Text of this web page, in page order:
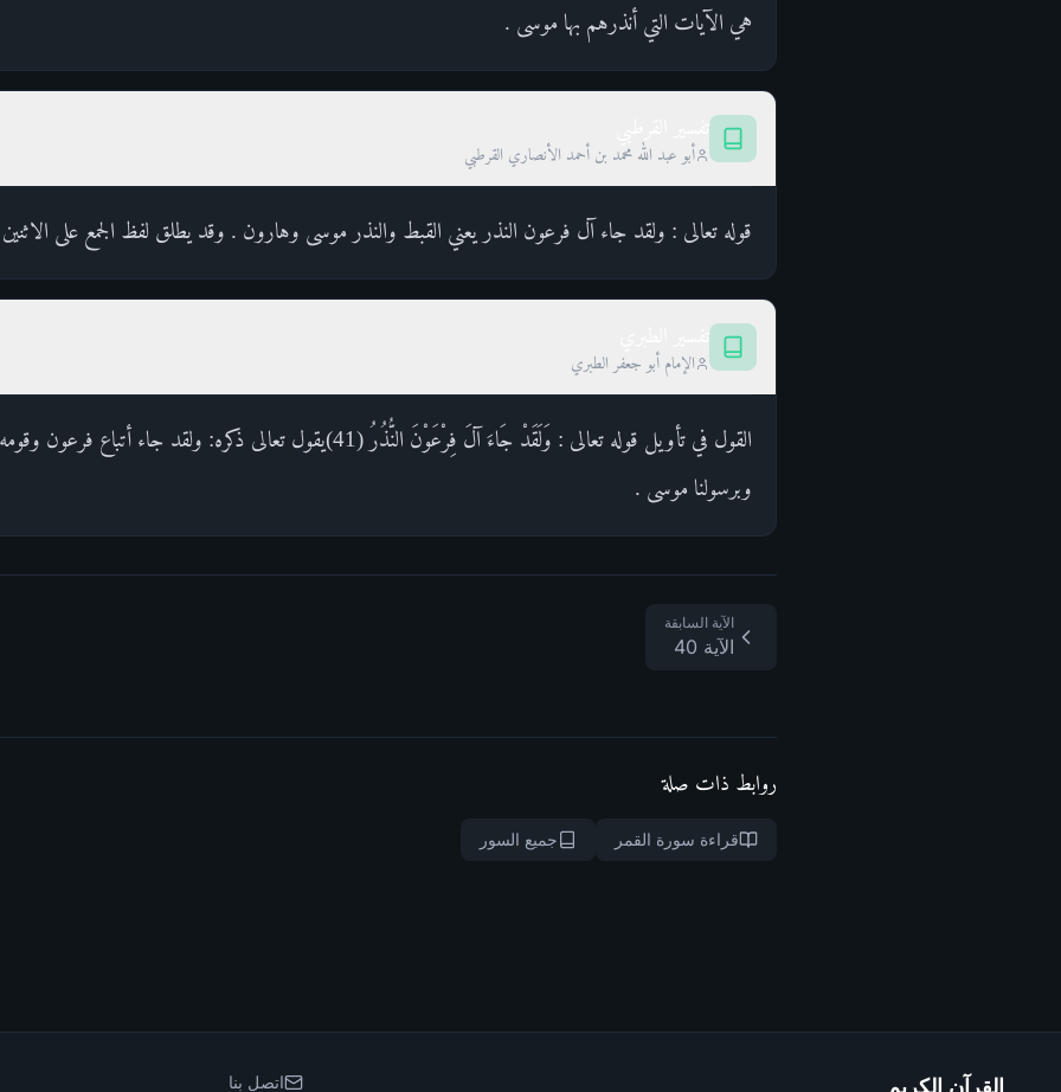
هي الآيات التي أنذرهم بها موسى .
أبو عبد الله محمد بن أحمد الأنصاري القرطبي
قوله تعالى : ولقد جاء آل فرعون النذر يعني القبط والنذر موسى وهارون . وقد يطلق لفظ الجمع على
الإمام أبو جعفر الطبري
القول في تأويل قوله تعالى : وَلَقَدْ جَاءَ آلَ فِرْعَوْنَ النُّذُرُ (41)يقول تعالى ذكره: ولقد
وبرسولنا موسى .
الآية السابقة
الآية 40
روابط ذات صلة
قراءة سورة القمر جميع السور
القرآن الكريم اتصل بنا